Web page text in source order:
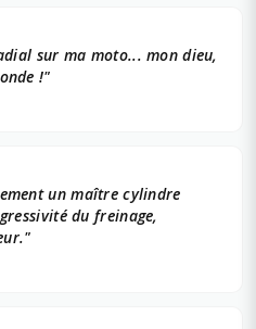
sur ma moto... mon dieu,
!"
un maître cylindre
du freinage,